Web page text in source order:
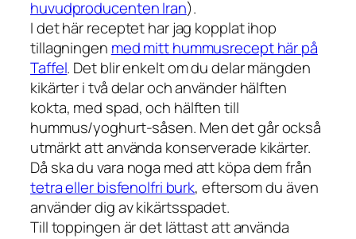
huvudproducenten Iran).
I det här receptet har jag kopplat ihop
tillagningen med mitt hummusrecept här på
Taffel. Det blir enkelt om du delar mängden
kikärter i två delar och använder hälften
kokta, med spad, och hälften till
hummus/yoghurt-såsen. Men det går också
utmärkt att använda konserverade kikärter.
Då ska du vara noga med att köpa dem från
tetra eller bisfenolfri burk, eftersom du även
använder dig av kikärtsspadet.
Till toppingen är det lättast att använda